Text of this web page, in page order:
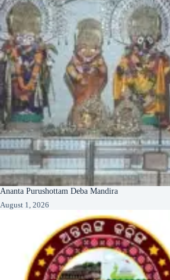
Ananta Purushottam Deba Mandira
August 1, 2026